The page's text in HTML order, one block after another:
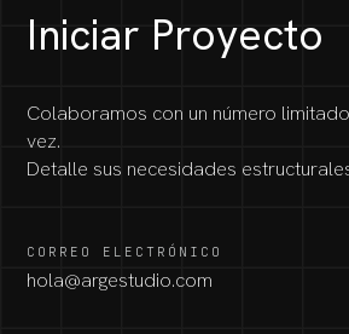
Iniciar Proyecto
Colaboramos con un número
vez.
Detalle sus necesidades
CORREO ELECTRÓNICO
hola@argestudio.com